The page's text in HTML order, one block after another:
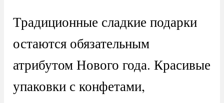
Традиционные сладкие подарки
остаются обязательным
атрибутом Нового года. Красивые
упаковки с конфетами,